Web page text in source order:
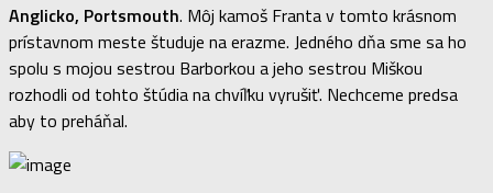
Anglicko, Portsmouth. Môj kamoš Franta v tomto krásnom
prístavnom meste študuje na erazme. Jedného dňa sme sa ho
spolu s mojou sestrou Barborkou a jeho sestrou Miškou
rozhodli od tohto štúdia na chvíľku vyrušiť. Nechceme predsa
aby to preháňal.